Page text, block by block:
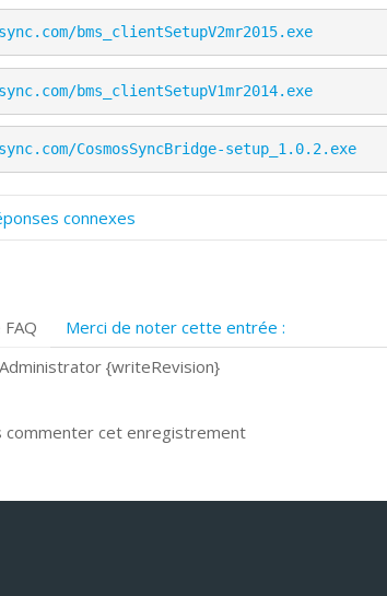
bms_clientSetupV2mr2015.exe
bms_clientSetupV1mr2014.exe
CosmosSyncBridge-setup_1.0.2.exe
connexes
web sont supportés ?
Google Chrome ?
Merci de noter cette entrée :
{writeRevision}
commenter cet enregistrement